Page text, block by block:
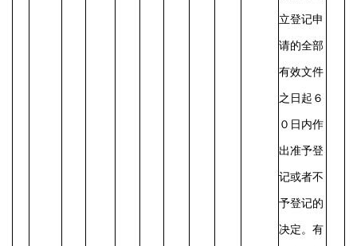
立登记申
请的全部
有效文件
之日起６
０日内作
出准予登
记或者不
予登记的
决定。有